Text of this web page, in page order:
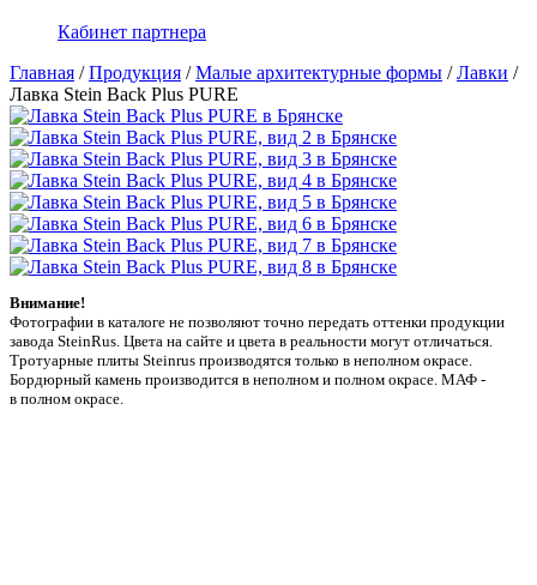
Кабинет партнера
Главная /Продукция /Малые архитектурные формы /Лавки /
Лавка Stein Back Plus PURE
Внимание!
Фотографии в каталоге не позволяют точно передать оттенки продукции
заводa SteinRus. Цвета на сайте и цвета в реальности могут отличаться.
Тротуарные плиты Steinrus производятся только в неполном окрасе.
Бордюрный камень производится в неполном и полном окрасе. МАФ -
в полном окрасе.